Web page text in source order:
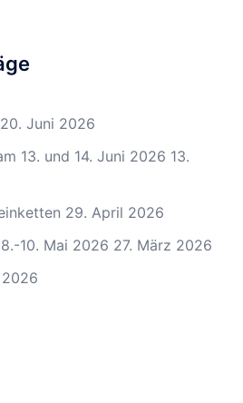
20. Juni 2026
13. und 14. Juni 2026 13.
29. April 2026
10. Mai 2026 27. März 2026
2026